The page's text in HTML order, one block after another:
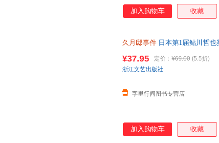
加入购物车 收藏
久月邸事件 日本第1届鲇川哲
¥37.95 定价： ¥69.00 (5.5折)
字里行间图书专营店
浙江文艺出版社
加入购物车 收藏